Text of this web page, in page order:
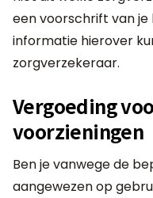
een voorschrift van je
informatie hierover
zorgverzekeraar.
Vergoeding
voorzieningen
Ben je vanwege de
aangewezen op